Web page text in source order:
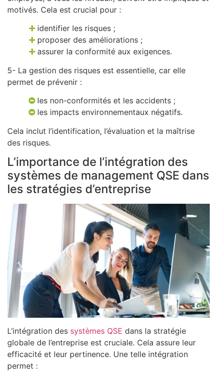
motivés. Cela est crucial pour :
identifier les risques ;
proposer des améliorations ;
assurer la conformité aux exigences.
5- La gestion des risques est essentielle, car elle
permet de prévenir :
les non-conformités et les accidents ;
les impacts environnementaux négatifs.
Cela inclut l’identification, l’évaluation et la maîtrise
des risques.
L’importance de l’intégration des
systèmes de management QSE dans
les stratégies d’entreprise
L’intégration des systèmes QSE dans la stratégie
globale de l’entreprise est cruciale. Cela assure leur
efficacité et leur pertinence. Une telle intégration
permet :